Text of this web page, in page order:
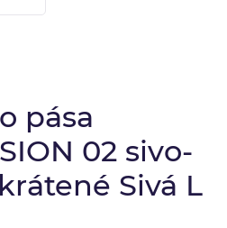
pása
02 sivo-
Sivá L